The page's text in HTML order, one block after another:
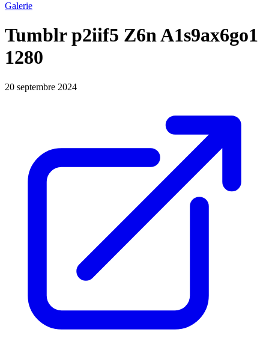
Galerie
Tumblr p2iif5 Z6n A1s9ax6go1
1280
20 septembre 2024